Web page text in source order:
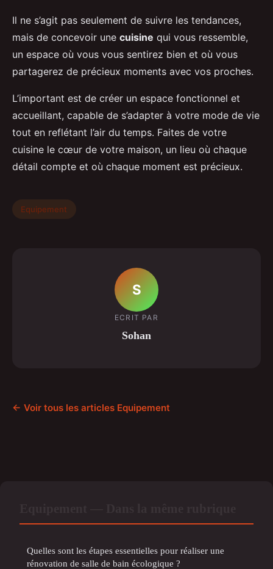
Il ne s’agit pas seulement de suivre les tendances,
mais de concevoir une cuisine qui vous ressemble,
un espace où vous vous sentirez bien et où vous
partagerez de précieux moments avec vos proches.
L’important est de créer un espace fonctionnel et
accueillant, capable de s’adapter à votre mode de vie
tout en reflétant l’air du temps. Faites de votre
cuisine le cœur de votre maison, un lieu où chaque
détail compte et où chaque moment est précieux.
Equipement
S
ECRIT PAR
Sohan
← Voir tous les articles Equipement
Quelles sont les étapes essentielles pour réaliser une
rénovation de salle de bain écologique ?